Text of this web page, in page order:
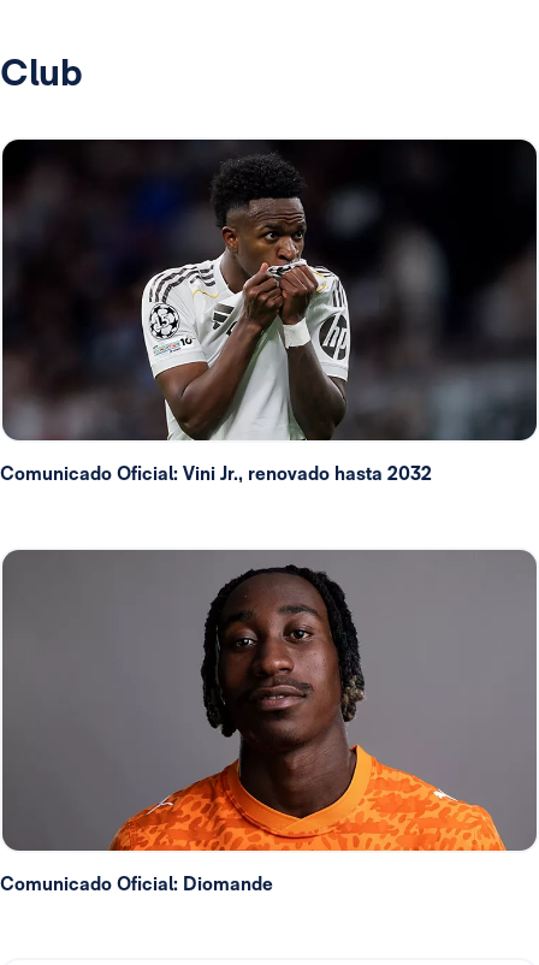
Club
Comunicado Oficial: Vini Jr., renovado hasta 2032
Comunicado Oficial: Diomande